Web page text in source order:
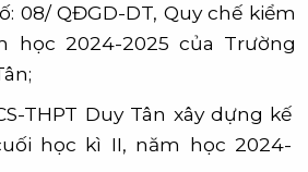
QĐGD-DT, Quy chế kiểm
học 2024-2025 của Trường
Duy Tân xây dựng kế
học kì II, năm học 2024-